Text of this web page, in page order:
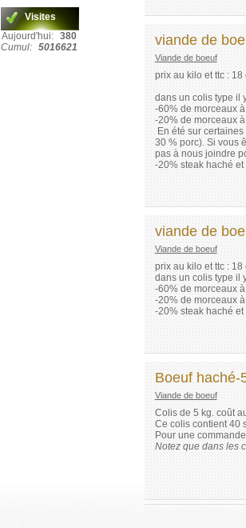
Visites
Aujourd'hui: 380
Cumul: 5016621 viande de
Viande de boeuf
prix au kilo et ttc : 18
dans un colis type il
-60% de morceaux
-20% de morceaux
En été sur certaines
30 % porc). Si vous
pas à nous joindre
-20% steak haché et
viande de
Viande de boeuf
prix au kilo et ttc :
dans un colis type il
-60% de morceaux
-20% de morceaux
-20% steak haché et
Boeuf haché-
Viande de boeuf
Colis de 5 kg. coût
Ce colis contient 40
Pour une
Notez que dans les